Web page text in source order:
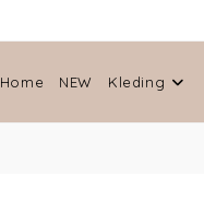
Home NEW Kleding